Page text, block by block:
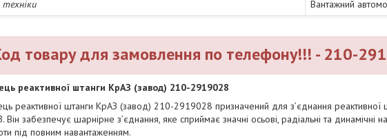
техніки
Вантажний
товару для замовлення по телефону!!! - 210-
реактивної штанги КрАЗ (завод) 210-2919028
реактивної штанги КрАЗ (завод) 210-2919028 призначений для з’єднання реактивної
Він забезпечує шарнірне з’єднання, яке сприймає значні осьові, радіальні та динамічні
під повним навантаженням.